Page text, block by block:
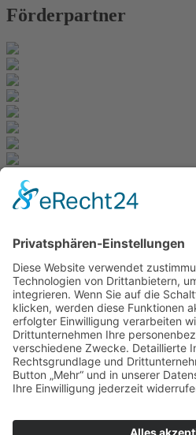
Förderpartner
Newsletter
Zur Anmeldung
Redaktion bbkult.net
Centrum Bavaria Bohemia (CeBB)
Dr. Veronika Hofinger
Freyung 1, 92539 Schönsee
Tel.:+49 (0)9674 / 92 48 78
veronika.hofinger@cebb.de